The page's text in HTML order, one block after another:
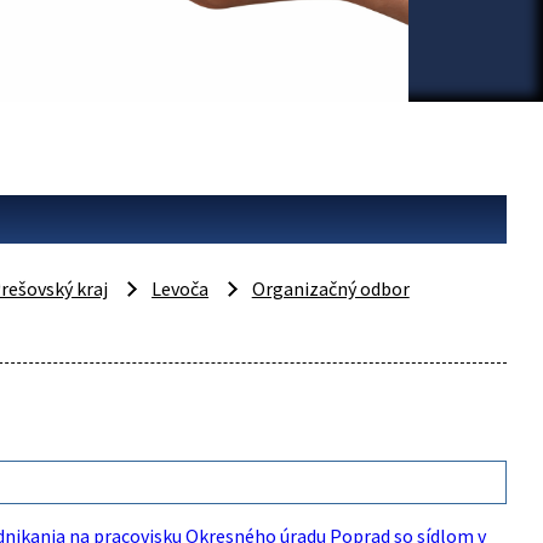
kraj Levoča
Organizačný odbor
na pracovisku Okresného úradu Poprad so sídlom v